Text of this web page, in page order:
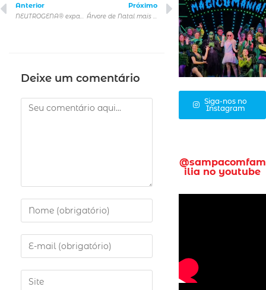
Anterior Próximo
Deixe um comentário
Siga-nos no
Instagram
@sampacomfam
ilia no youtube